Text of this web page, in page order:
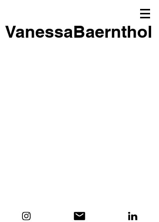
VanessaBaernthol